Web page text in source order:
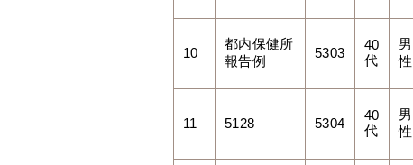
10
都内保健所
報告例
5303
40
代
男
性
11 5128 5304
40
代
男
性